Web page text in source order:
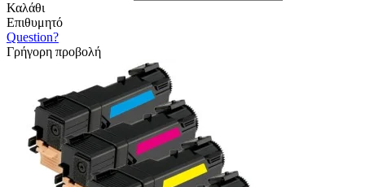
Καλάθι
Επιθυμητό
Question?
Γρήγορη προβολή